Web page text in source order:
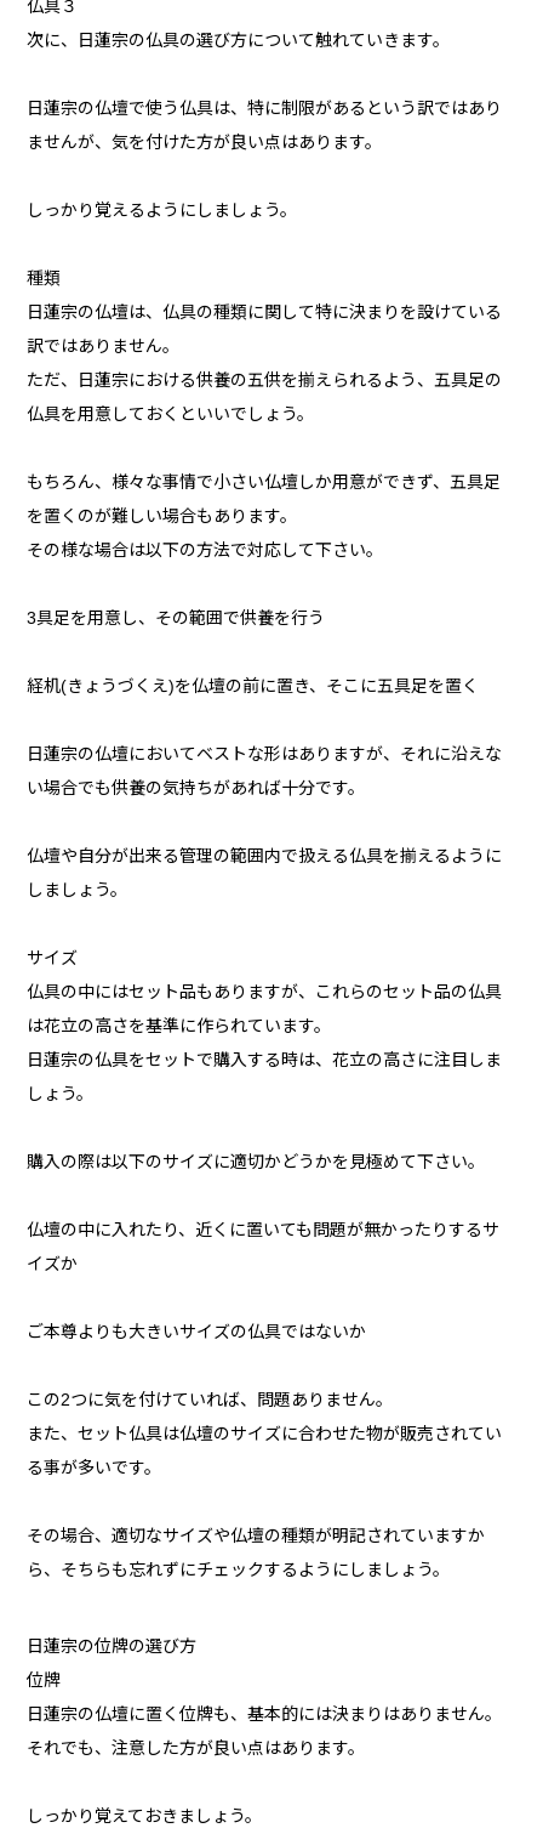
仏具３
次に、日蓮宗の仏具の選び方について触れていきます。
日蓮宗の仏壇で使う仏具は、特に制限があるという訳ではあり
ませんが、気を付けた方が良い点はあります。
しっかり覚えるようにしましょう。
種類
日蓮宗の仏壇は、仏具の種類に関して特に決まりを設けている
訳ではありません。
ただ、日蓮宗における供養の五供を揃えられるよう、五具足の
仏具を用意しておくといいでしょう。
もちろん、様々な事情で小さい仏壇しか用意ができず、五具足
を置くのが難しい場合もあります。
その様な場合は以下の方法で対応して下さい。
3具足を用意し、その範囲で供養を行う
経机(きょうづくえ)を仏壇の前に置き、そこに五具足を置く
日蓮宗の仏壇においてベストな形はありますが、それに沿えな
い場合でも供養の気持ちがあれば十分です。
仏壇や自分が出来る管理の範囲内で扱える仏具を揃えるように
しましょう。
サイズ
仏具の中にはセット品もありますが、これらのセット品の仏具
は花立の高さを基準に作られています。
日蓮宗の仏具をセットで購入する時は、花立の高さに注目しま
しょう。
購入の際は以下のサイズに適切かどうかを見極めて下さい。
仏壇の中に入れたり、近くに置いても問題が無かったりするサ
イズか
ご本尊よりも大きいサイズの仏具ではないか
この2つに気を付けていれば、問題ありません。
また、セット仏具は仏壇のサイズに合わせた物が販売されてい
る事が多いです。
その場合、適切なサイズや仏壇の種類が明記されていますか
ら、そちらも忘れずにチェックするようにしましょう。
日蓮宗の位牌の選び方
位牌
日蓮宗の仏壇に置く位牌も、基本的には決まりはありません。
それでも、注意した方が良い点はあります。
しっかり覚えておきましょう。